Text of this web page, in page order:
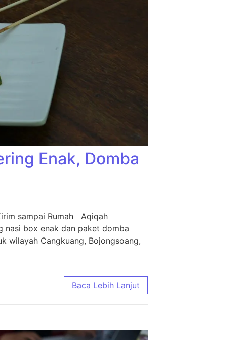
Enak, Domba
sampai Rumah Aqiqah
nasi box enak dan paket domba
wilayah Cangkuang, Bojongsoang,
Enak, Domba Murah, Kirim Gratis
Baca Lebih Lanjut